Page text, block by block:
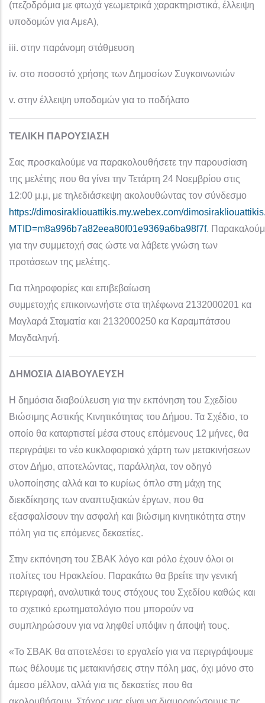
(πεζοδρόμια με φτωχά γεωμετρικά χαρακτηριστικά, έλλειψη
υποδομών για ΑμεΑ),
iii. στην παράνομη στάθμευση
iv. στο ποσοστό χρήσης των Δημοσίων Συγκοινωνιών
v. στην έλλειψη υποδομών για το ποδήλατο
ΤΕΛΙΚΗ ΠΑΡΟΥΣΙΑΣΗ
Σας προσκαλούμε να παρακολουθήσετε την παρουσίαση
της μελέτης που θα γίνει την Τετάρτη 24 Νοεμβρίου στις
12:00 μ.μ, με τηλεδιάσκεψη ακολουθώντας τον σύνδεσμο
https://dimosirakliouattikis.my.webex.com/
MTID=m8a996b7a82eea80f01e9369a6ba98f7f.
για την συμμετοχή σας ώστε να λάβετε γνώση των
προτάσεων της μελέτης.
Για πληροφορίες και επιβεβαίωση
συμμετοχής επικοινωνήστε στα τηλέφωνα 2132000201 κα
Μαγλαρά Σταματία και 2132000250 κα Καραμπάτσου
Μαγδαληνή.
ΔΗΜΟΣΙΑ ΔΙΑΒΟΥΛΕΥΣΗ
Η δημόσια διαβούλευση για την εκπόνηση του Σχεδίου
Βιώσιμης Αστικής Κινητικότητας του Δήμου. Τα Σχέδιο, το
οποίο θα καταρτιστεί μέσα στους επόμενους 12 μήνες, θα
περιγράψει το νέο κυκλοφοριακό χάρτη των μετακινήσεων
στον Δήμο, αποτελώντας, παράλληλα, τον οδηγό
υλοποίησης αλλά και το κυρίως όπλο στη μάχη της
διεκδίκησης των αναπτυξιακών έργων, που θα
εξασφαλίσουν την ασφαλή και βιώσιμη κινητικότητα στην
πόλη για τις επόμενες δεκαετίες.
Στην εκπόνηση του ΣΒΑΚ λόγο και ρόλο έχουν όλοι οι
πολίτες του Ηρακλείου. Παρακάτω θα βρείτε την γενική
περιγραφή, αναλυτικά τους στόχους του Σχεδίου καθώς και
το σχετικό ερωτηματολόγιο που μπορούν να
συμπληρώσουν για να ληφθεί υπόψιν η άποψή τους.
«Το ΣΒΑΚ θα αποτελέσει το εργαλείο για να περιγράψουμε
πως θέλουμε τις μετακινήσεις στην πόλη μας, όχι μόνο στο
άμεσο μέλλον, αλλά για τις δεκαετίες που θα